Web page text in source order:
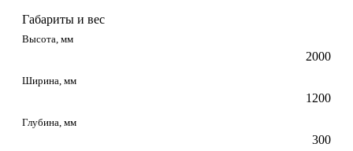
Габариты и вес
Высота, мм
2000
Ширина, мм
1200
Глубина, мм
300